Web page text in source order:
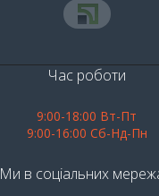
Час роботи
9:00-18:00 Вт-Пт
9:00-16:00 Сб-Нд-Пн
Ми в соціальних